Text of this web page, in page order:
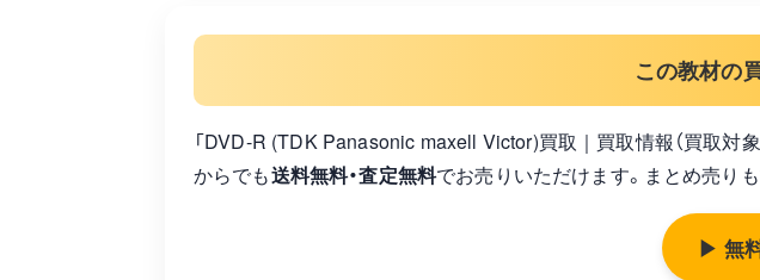
この教材の
「DVD-R (TDK Panasonic maxell Victor)買取｜買取情報（買取対
からでも送料無料・査定無料でお売りいただけます。まとめ売りも
▶ 無